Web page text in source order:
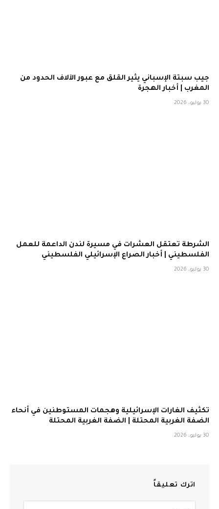
جيب سبتة الإسباني يثير القلق مع عبور الآلاف الحدود من
المغرب | أخبار الهجرة
30 يوليو، 2026
الشرطة تعتقل العشرات في مسيرة لندن الداعمة للعمل
الفلسطيني | أخبار الصراع الإسرائيلي الفلسطيني
30 يوليو، 2026
تكثيف الغارات الإسرائيلية وهجمات المستوطنين في أنحاء
الضفة الغربية المحتلة | الضفة الغربية المحتلة
30 يوليو، 2026
اترك تعليقاً